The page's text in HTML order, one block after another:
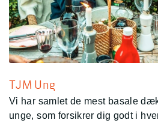
TJM Ung
Vi har samlet de mest basale
unge, som forsikrer dig godt i